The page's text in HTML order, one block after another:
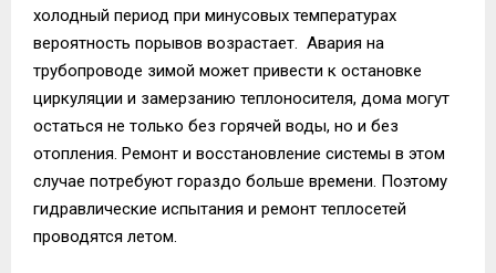
холодный период при минусовых температурах
вероятность порывов возрастает. Авария на
трубопроводе зимой может привести к остановке
циркуляции и замерзанию теплоносителя, дома могут
остаться не только без горячей воды, но и без
отопления. Ремонт и восстановление системы в этом
случае потребуют гораздо больше времени. Поэтому
гидравлические испытания и ремонт теплосетей
проводятся летом.